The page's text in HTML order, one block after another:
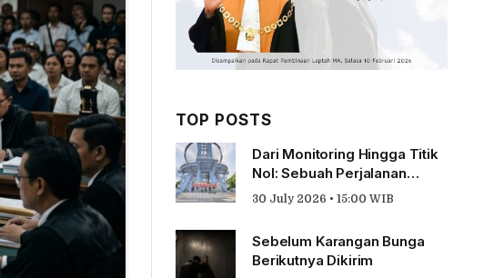
TOP POSTS
Dari Monitoring Hingga Titik
Nol: Sebuah Perjalanan
Tentang Pengabdian
30 July 2026 • 15:00 WIB
Sebelum Karangan Bunga
Berikutnya Dikirim